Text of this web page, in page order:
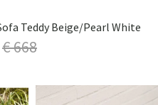
Teddy Beige/Pearl White
€ 668